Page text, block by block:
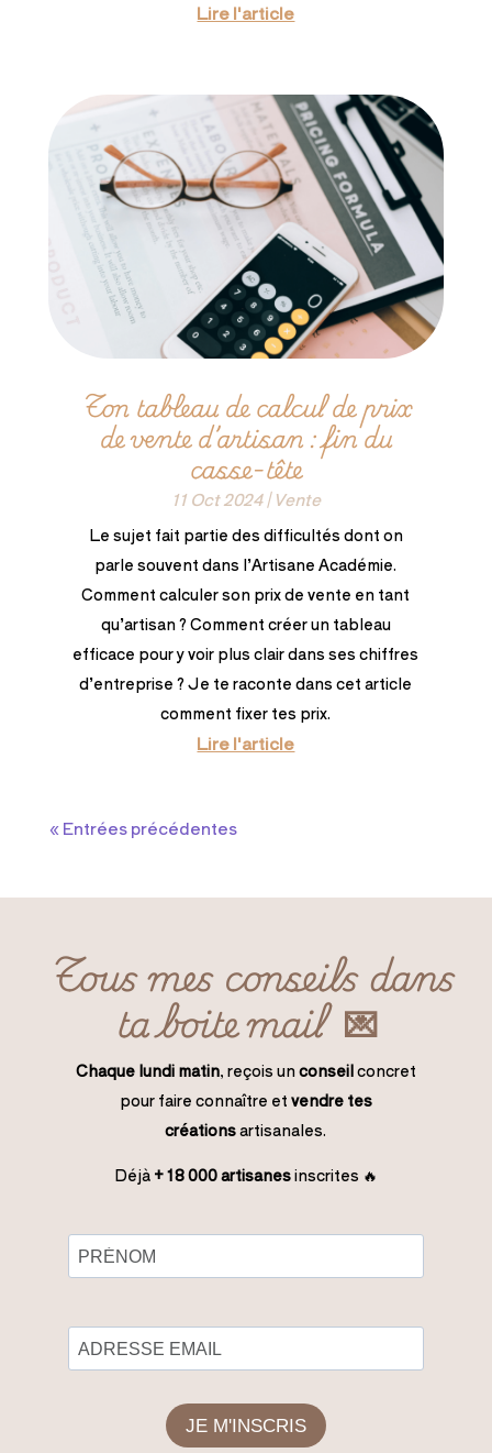
Lire l'article
Ton tableau de calcul de prix
de vente d’artisan : fin du
casse-tête
11 Oct 2024|Vente
Le sujet fait partie des difficultés dont on
parle souvent dans l’Artisane Académie.
Comment calculer son prix de vente en tant
qu’artisan ? Comment créer un tableau
efficace pour y voir plus clair dans ses chiffres
d’entreprise ? Je te raconte dans cet article
comment fixer tes prix.
Lire l'article
« Entrées précédentes
Tous mes conseils dans
ta boite mail 💌
Chaque lundi matin, reçois unconseilconcret
pour faire connaître et vendre tes
créationsartisanales.
Déjà + 18 000 artisanesinscrites 🔥